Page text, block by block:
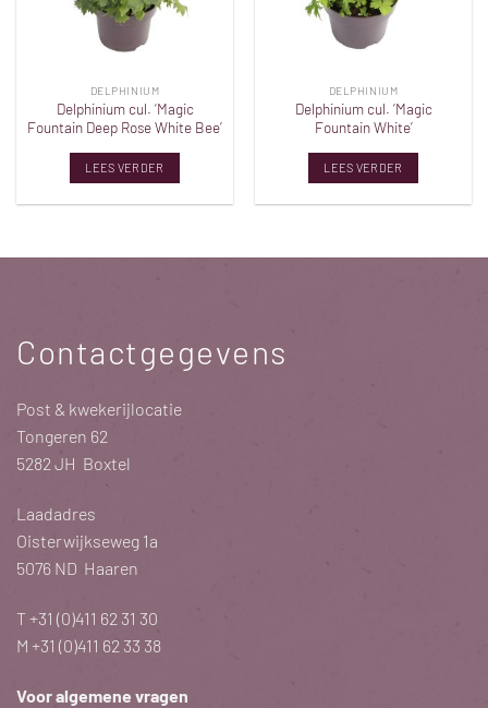
DELPHINIUM
Delphinium cul. ‘Magic
Fountain Deep Rose White Bee’
LEES VERDER
DELPHINIUM
Delphinium cul. ‘Magic
Fountain White’
LEES VERDER
Contactgegevens
Post & kwekerijlocatie
Tongeren 62
5282 JH Boxtel
Laadadres
Oisterwijkseweg 1a
5076 ND Haaren
T+31 (0)411 62 31 30
M +31 (0)411 62 33 38
Voor algemene vragen